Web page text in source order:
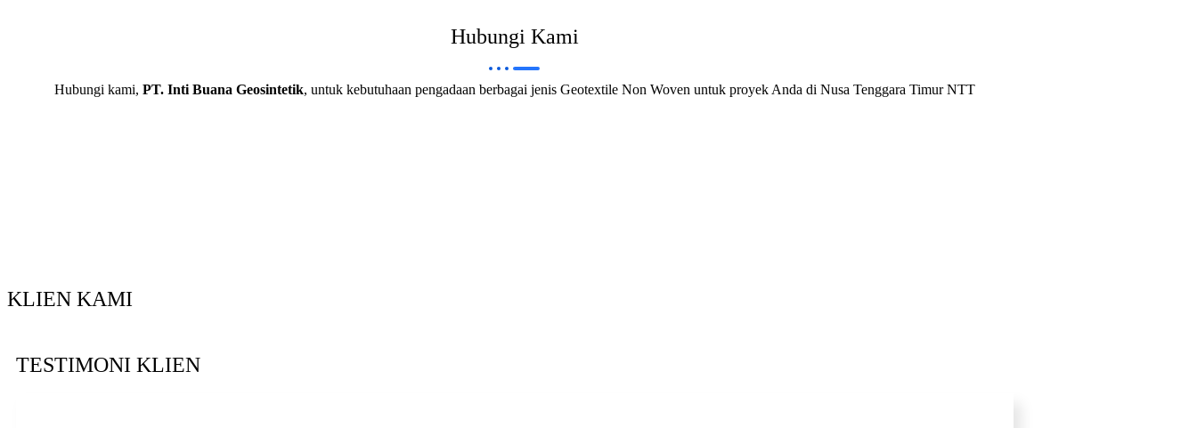
Hubungi Kami
Hubungi kami, PT. Inti Buana Geosintetik, untuk kebutuhaan pengadaan berbagai jenis Geotextile Non Woven untuk proyek Anda di Nusa Tenggara Timur NTT
KLIEN KAMI
TESTIMONI KLIEN